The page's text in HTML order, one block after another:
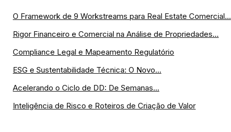
O Framework de 9 Workstreams para Real Estate Comercial...
Rigor Financeiro e Comercial na Análise de Propriedades...
Compliance Legal e Mapeamento Regulatório
ESG e Sustentabilidade Técnica: O Novo...
Acelerando o Ciclo de DD: De Semanas...
Inteligência de Risco e Roteiros de Criação de Valor